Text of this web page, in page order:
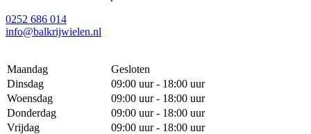
0252 686 014
info@balkrijwielen.nl
Maandag
Gesloten
Dinsdag
09:00 uur - 18:00 uur
Woensdag
09:00 uur - 18:00 uur
Donderdag
09:00 uur - 18:00 uur
Vrijdag
09:00 uur - 18:00 uur